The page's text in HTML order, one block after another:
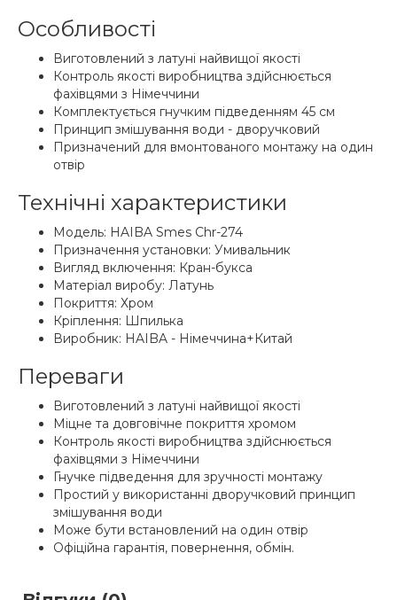
Особливості
Виготовлений з латуні найвищої якості
Контроль якості виробництва здійснюється
фахівцями з Німеччини
Комплектується гнучким підведенням 45 см
Принцип змішування води - дворучковий
Призначений для вмонтованого монтажу на один
отвір
Технічні характеристики
Модель: HAIBA Smes Chr-274
Призначення установки: Умивальник
Вигляд включення: Кран-букса
Матеріал виробу: Латунь
Покриття: Хром
Кріплення: Шпилька
Виробник: HAIBA - Німеччина+Китай
Переваги
Виготовлений з латуні найвищої якості
Міцне та довговічне покриття хромом
Контроль якості виробництва здійснюється
фахівцями з Німеччини
Гнучке підведення для зручності монтажу
Простий у використанні дворучковий принцип
змішування води
Може бути встановлений на один отвір
Офіційна гарантія, повернення, обмін.